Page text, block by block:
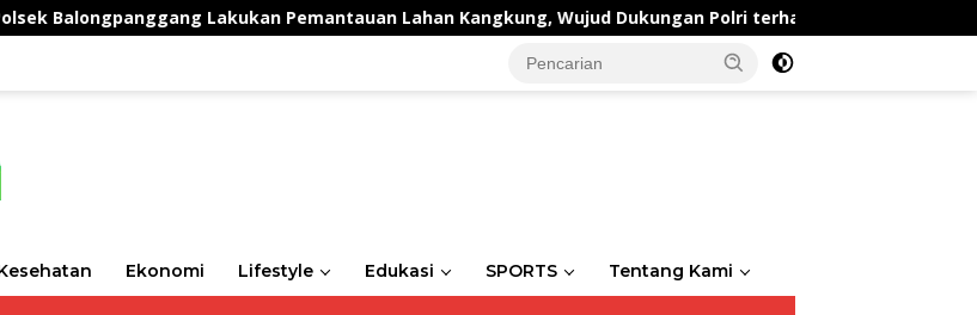
Lakukan Pemantauan Lahan Kangkung, Wujud Dukungan Polri terhadap Ketahanan Pangan
Ekonomi Lifestyle Edukasi SPORTS Tentang Kami